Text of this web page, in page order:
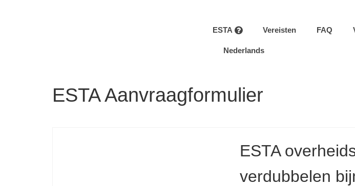
ESTA Vereisten FAQ
Nederlands
ESTA Aanvraagformulier
ESTA
verdubbelen